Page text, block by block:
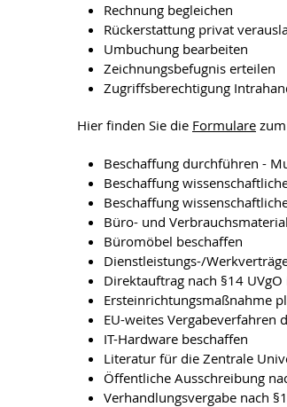
Rechnung begleichen
Rückerstattung privat
Umbuchung bearbeiten
Zeichnungsbefugnis erteilen
Zugriffsberechtigung
Hier finden Sie die Formulare
Beschaffung durchführen -
Beschaffung
Beschaffung
Büro- und
Büromöbel beschaffen
Dienstleistungs-/
Direktauftrag nach §14
Ersteinrichtungsmaßnahme
EU-weites Vergabeverfahren
IT-Hardware beschaffen
Literatur für die Zentrale
Öffentliche Ausschreibung
Verhandlungsvergabe nach